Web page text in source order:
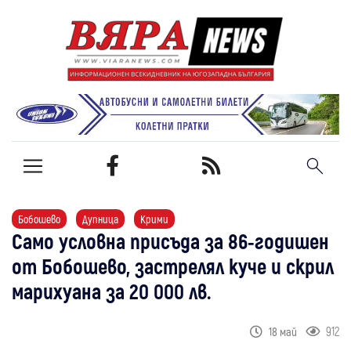
Бобошево Дупница Крими
Само условна присъда за 86-годишен
от Бобошево, застрелял куче и скрил
марихуана за 20 000 лв.
18 май 912